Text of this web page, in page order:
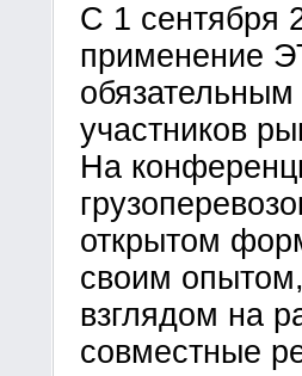
С 1 сентября
применение
участников
На
открытом
своим
взглядом на
совместные